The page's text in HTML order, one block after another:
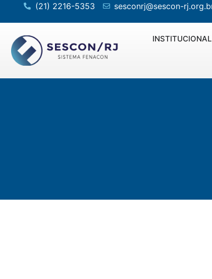
(21) 2216-5353 sesconrj@sescon-
INSTITUCIONAL